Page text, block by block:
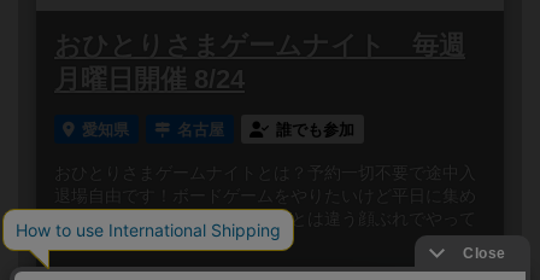
おひとりさまゲームナイト 毎週
月曜日開催 8/24
愛知県 名古屋 誰でも参加
おひとりさまゲームナイトとは？予約一切不要で途中入
退場自由です！ボードゲームをやりたいけど平日に集め
られない…！いつものメンバーとは違う顔ぶれでやって
みたい…！ボー...